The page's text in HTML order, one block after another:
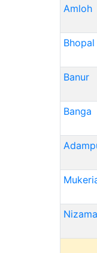
Amloh
Bhopal
Banur
Banga